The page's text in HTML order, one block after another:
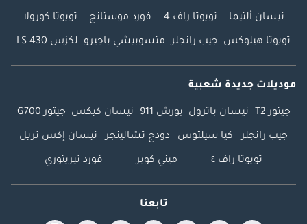
نيسان ألتيما تويوتا راف 4 فورد موستانج تويوتا كورولا
تويوتا هيلوكس جيب رانجلر متسوبيشي باجيرو لكزس LS 430
موديلات جديدة شعبية
جيتور T2 نيسان باترول بورش 911 نيسان كيكس جيتور G700
جيب رانجلر كيا سيلتوس دودج تشالينجر نيسان إكس تريل
تويوتا راف ٤ ميني كوبر فورد تيريتوري
تابعنا